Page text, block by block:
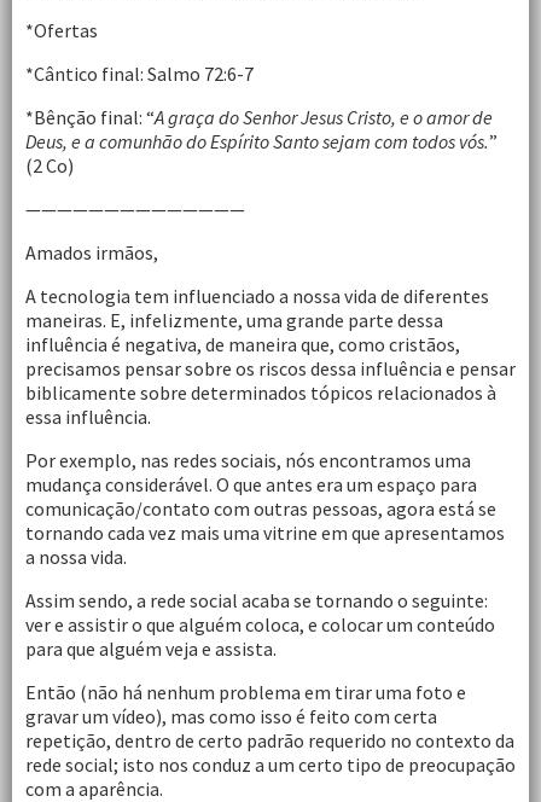
*Ofertas
*Cântico final: Salmo 72:6-7
*Bênção final: “A graça do Senhor Jesus Cristo, e o amor de
Deus, e a comunhão do Espírito Santo sejam com todos vós.”
(2 Co)
——————————————
Amados irmãos,
A tecnologia tem influenciado a nossa vida de diferentes
maneiras. E, infelizmente, uma grande parte dessa
influência é negativa, de maneira que, como cristãos,
precisamos pensar sobre os riscos dessa influência e pensar
biblicamente sobre determinados tópicos relacionados à
essa influência.
Por exemplo, nas redes sociais, nós encontramos uma
mudança considerável. O que antes era um espaço para
comunicação/contato com outras pessoas, agora está se
tornando cada vez mais uma vitrine em que apresentamos
a nossa vida.
Assim sendo, a rede social acaba se tornando o seguinte:
ver e assistir o que alguém coloca, e colocar um conteúdo
para que alguém veja e assista.
Então (não há nenhum problema em tirar uma foto e
gravar um vídeo), mas como isso é feito com certa
repetição, dentro de certo padrão requerido no contexto da
rede social; isto nos conduz a um certo tipo de preocupação
com a aparência.